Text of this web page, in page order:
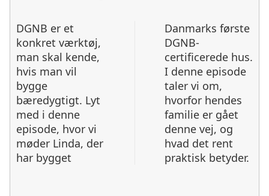
DGNB er et
konkret værktøj,
man skal kende,
hvis man vil
bygge
bæredygtigt. Lyt
med i denne
episode, hvor vi
møder Linda, der
har bygget
Danmarks første
DGNB-
certificerede hus.
I denne episode
taler vi om,
hvorfor hendes
familie er gået
denne vej, og
hvad det rent
praktisk betyder.